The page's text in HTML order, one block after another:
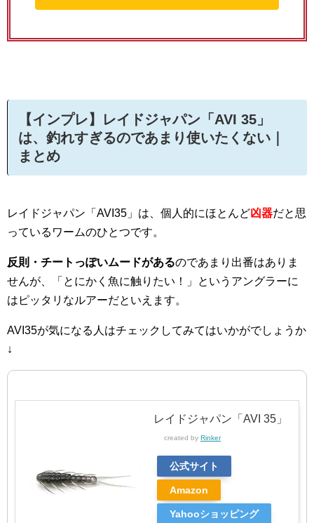
【インプレ】レイドジャパン「AVI 35」
は、釣れすぎるのであまり使いたくない｜
まとめ
レイドジャパン「AVI35」は、個人的にほとんど凶器だと思
っているワームのひとつです。
反則・チートっぽいムードがあるのであまり出番はありま
せんが、「とにかく魚に触りたい！」というアングラーに
はピッタリなルアーだといえます。
AVI35が気になる人はチェックしてみてはいかがでしょうか
↓
レイドジャパン「AVI 35」
created by Rinker
公式サイト
Amazon
Yahooショッピング